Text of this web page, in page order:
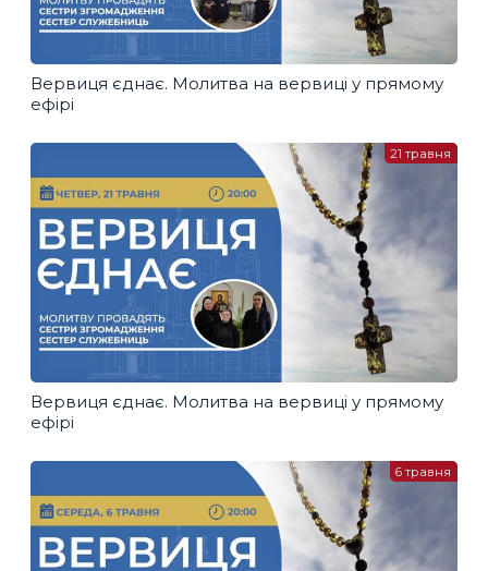
Вервиця єднає. Молитва на вервиці у прямому
ефірі
Вервиця єднає. Молитва на вервиці у прямому
ефірі
21 травня
6 травня